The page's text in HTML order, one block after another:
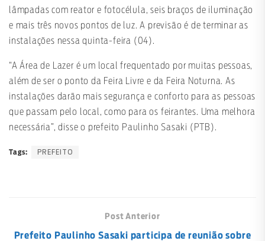
lâmpadas com reator e fotocélula, seis braços de iluminação
e mais três novos pontos de luz. A previsão é de terminar as
instalações nessa quinta-feira (04).
“A Área de Lazer é um local frequentado por muitas pessoas,
além de ser o ponto da Feira Livre e da Feira Noturna. As
instalações darão mais segurança e conforto para as pessoas
que passam pelo local, como para os feirantes. Uma melhora
necessária”, disse o prefeito Paulinho Sasaki (PTB).
Tags: PREFEITO
Post Anterior
Prefeito Paulinho Sasaki participa de reunião sobre